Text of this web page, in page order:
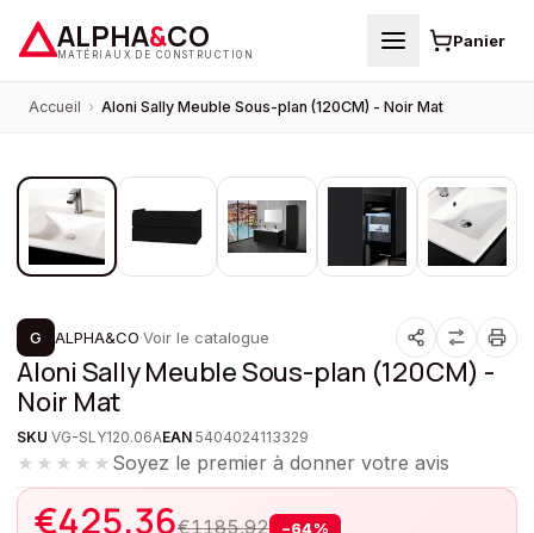
ALPHA&CO
MATÉRIAUX DE CONSTRUCTION
Panier
Accueil › Aloni Sally Meuble Sous-plan (120CM) - Noir Mat
PROMOTION
G ALPHA&CO·Voir le catalogue
Aloni Sally Meuble Sous-plan (120CM) -
Noir Mat
SKU VG-SLY120.06AEAN 5404024113329
★★★★★ Soyez le premier à donner votre avis
€425,36€1185,92 −64%